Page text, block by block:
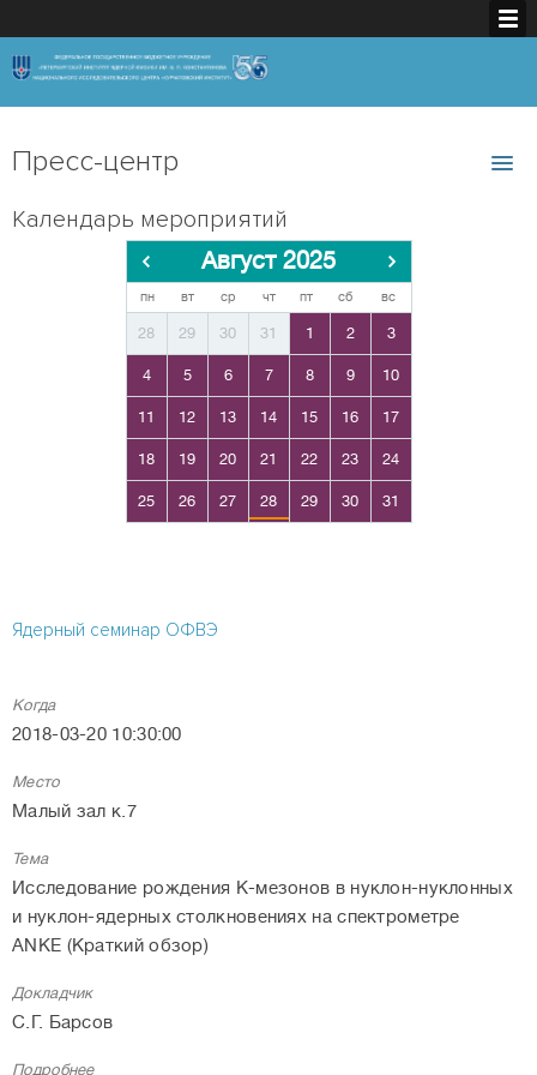
Пресс-центр
Календарь мероприятий
Август 2025
пн вт ср чт пт сб вс
28 29 30 31 1 2 3
4 5 6 7 8 9 10
11 12 13 14 15 16 17
18 19 20 21 22 23 24
25 26 27 28 29 30 31
Ядерный семинар ОФВЭ
Когда
2018-03-20 10:30:00
Место
Малый зал к.7
Тема
Исследование рождения К-мезонов в нуклон-нуклонных
и нуклон-ядерных столкновениях на спектрометре
ANKE (Краткий обзор)
Докладчик
С.Г. Барсов
Подробнее